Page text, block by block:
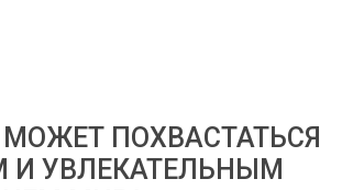
МОЖЕТ ПОХВАСТАТЬСЯ
УВЛЕКАТЕЛЬНЫМ